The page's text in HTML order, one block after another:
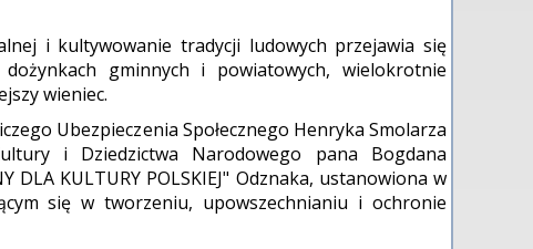
i kultywowanie tradycji ludowych przejawia się
gminnych i powiatowych, wielokrotnie
wieniec.
Ubezpieczenia Społecznego Henryka Smolarza
i Dziedzictwa Narodowego pana Bogdana
DLA KULTURY POLSKIEJ" Odznaka, ustanowiona w
się w tworzeniu, upowszechnianiu i ochronie